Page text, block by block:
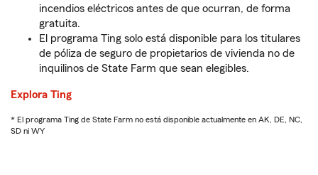
incendios eléctricos antes de que ocurran, de forma
gratuita.
El programa Ting solo está disponible para los titulares
de póliza de seguro de propietarios de vivienda no de
inquilinos de State Farm que sean elegibles.
Explora Ting
* El programa Ting de State Farm no está disponible actualmente en AK, DE, NC,
SD ni WY